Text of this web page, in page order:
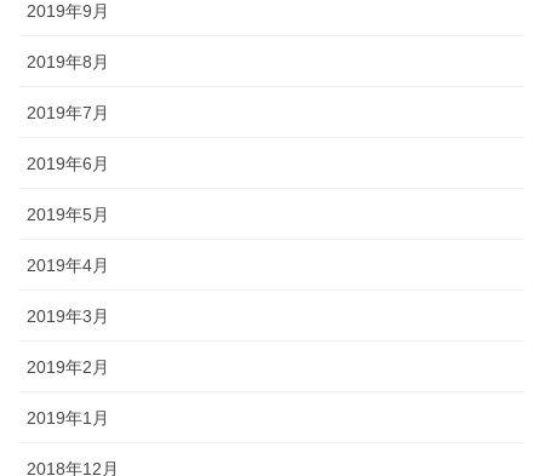
2019年9月
2019年8月
2019年7月
2019年6月
2019年5月
2019年4月
2019年3月
2019年2月
2019年1月
2018年12月